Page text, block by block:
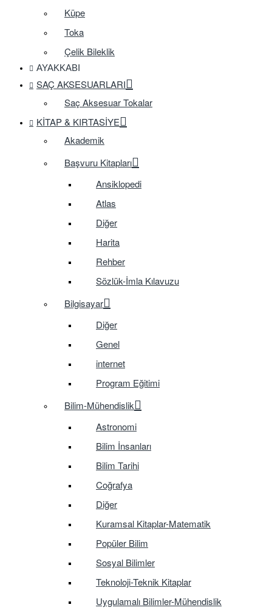
Küpe
Toka
Çelik Bileklik
AYAKKABI
SAÇ AKSESUARLARI
Saç Aksesuar Tokalar
KITAP & KIRTASIYE
Akademik
Başvuru Kitapları
Ansiklopedi
Atlas
Diğer
Harita
Rehber
Sözlük-İmla Kılavuzu
Bilgisayar
Diğer
Genel
internet
Program Eğitimi
Bilim-Mühendislik
Astronomi
Bilim İnsanları
Bilim Tarihi
Coğrafya
Diğer
Kuramsal Kitaplar-Matematik
Popüler Bilim
Sosyal Bilimler
Teknoloji-Teknik Kitaplar
Uygulamalı Bilimler-Mühendislik